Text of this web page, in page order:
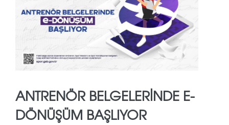
ANTRENÖR BELGELERİNDE E-
DÖNÜŞÜM BAŞLIYOR